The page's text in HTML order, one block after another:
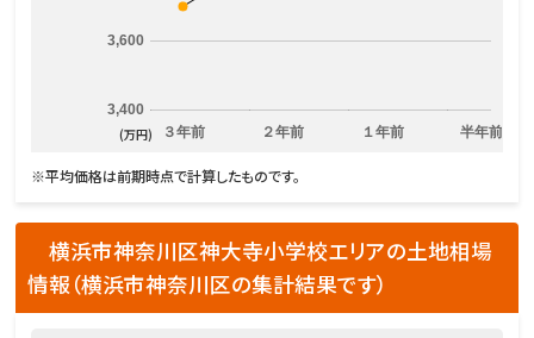
３年前 ２年前 １年前 半年前
3,400
3,600
(万円)
※平均価格は前期時点で計算したものです。
横浜市神奈川区神大寺小学校エリアの土地相場
情報（横浜市神奈川区の集計結果です）